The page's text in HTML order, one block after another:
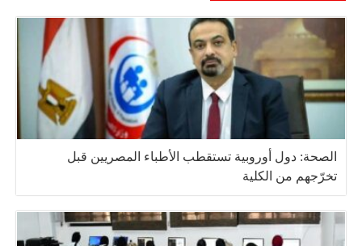
الصحة: دول أوروبية تستقطب الأطباء المصريين قبل
تخرّجهم من الكلية